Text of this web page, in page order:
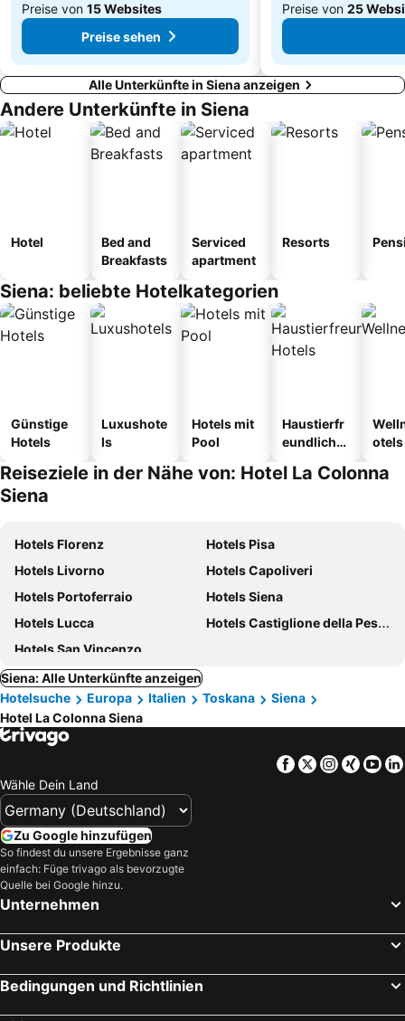
Preise von 15 Websites
Preise sehen
Preise von 25
Alle Unterkünfte in Siena anzeigen
Andere Unterkünfte in Siena
Hotel
Bed and
Breakfasts
Serviced
apartment
Resorts
Siena: beliebte Hotelkategorien
Günstige
Hotels
Luxushote
ls
Hotels mit
Pool
Haustierfr
eundliche
otels
Reiseziele in der Nähe von: Hotel La Colonna
Siena
Hotels Florenz
Hotels Pisa
Hotels Livorno
Hotels Capoliveri
Hotels Portoferraio
Hotels Siena
Hotels Lucca
Hotels Castiglione della Pescaia
Hotels San Vincenzo
Siena: Alle Unterkünfte anzeigen
Hotelsuche
Europa Italien Toskana
Siena
Hotel La Colonna Siena
Facebook
TwitterXing
Wähle Dein Land
Zu Google hinzufügen
So findest du unsere Ergebnisse ganz
einfach: Füge trivago als bevorzugte
Quelle bei Google hinzu.
Unternehmen
Unsere Produkte
Bedingungen und Richtlinien